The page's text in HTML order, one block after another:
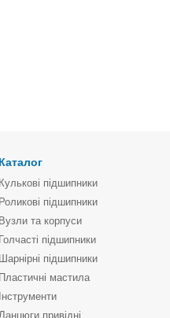
Каталог
Кулькові підшипники
Роликові підшипники
Вузли та корпуси
Голчасті підшипники
Шарнірні підшипники
Пластичні мастила
Інструменти
Ланцюги привідні